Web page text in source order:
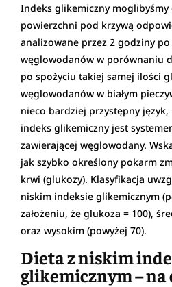
Indeks glikemiczny
powierzchni pod krzywą
analizowane przez 2 godziny
węglowodanów w porównaniu
po spożyciu takiej samej ilości
węglowodanów w białym
nieco bardziej przystępny
indeks glikemiczny jest
zawierającej węglowodany.
jak szybko określony pokarm
krwi (glukozy). Klasyfikacja
niskim indeksie glikemicznym
założeniu, że glukoza = 100),
oraz wysokim (powyżej 70).
Dieta z niskim
glikemicznym – na